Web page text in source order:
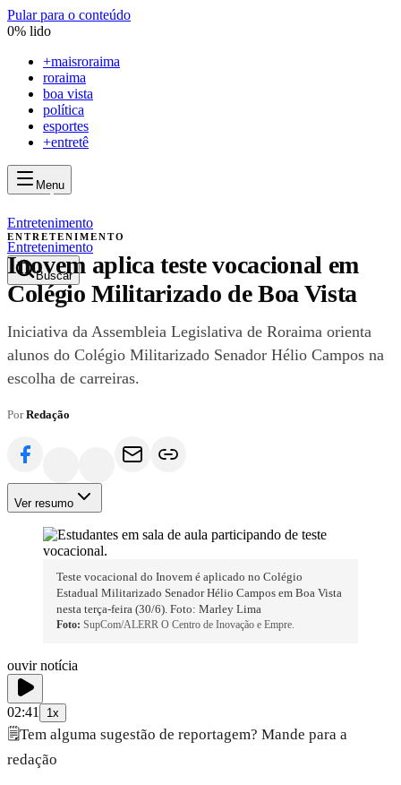
Pular para o conteúdo
0% lido
+maisroraima
roraima
boa vista
política
esportes
+entretê
Menu
maisroraima
maisroraima
Entretenimento
Buscar
Entretenimento
ENTRETENIMENTO
Inovem aplica teste vocacional em
Colégio Militarizado de Boa Vista
Iniciativa da Assembleia Legislativa de Roraima orienta
alunos do Colégio Militarizado Senador Hélio Campos na
escolha de carreiras.
PorRedação
Ver resumo
Teste vocacional do Inovem é aplicado no Colégio
Estadual Militarizado Senador Hélio Campos em Boa Vista
nesta terça-feira (30/6). Foto: Marley Lima
Foto: SupCom/ALERR O Centro de Inovação e Empre.
ouvir notícia
02:41 1x
🗒️Tem alguma sugestão de reportagem? Mande para a
redação